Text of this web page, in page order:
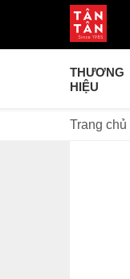
THƯƠNG
HIỆU
Trang chủ